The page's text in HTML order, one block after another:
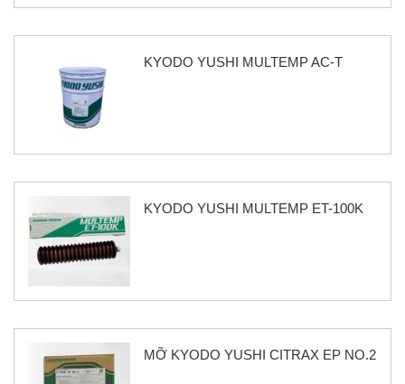
KYODO YUSHI MULTEMP AC-T
KYODO YUSHI MULTEMP ET-100K
MỠ KYODO YUSHI CITRAX EP NO.2